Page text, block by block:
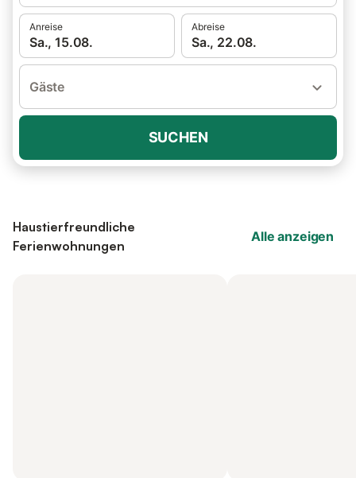
Anreise
Sa., 15.08.
Abreise
Sa., 22.08.
Gäste
SUCHEN
Haustierfreundliche
Ferienwohnungen
Alle anzeigen